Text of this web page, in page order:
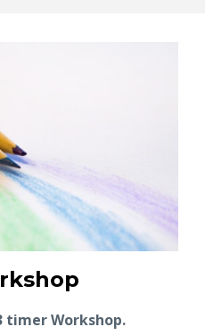
timer Workshop.